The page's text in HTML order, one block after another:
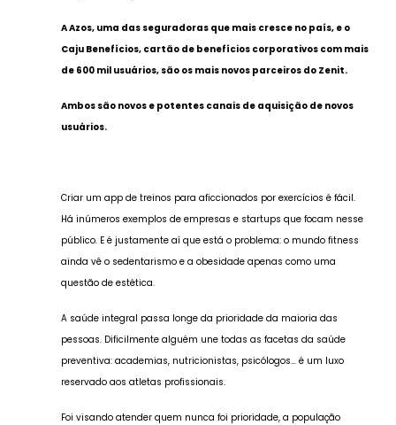
A Azos, uma das seguradoras que mais cresce no país, e o
Caju Benefícios, cartão de benefícios corporativos com mais
de 600 mil usuários, são os mais novos parceiros do Zenit.
Ambos são novos e potentes canais de aquisição de novos
usuários.
Criar um app de treinos para aficcionados por exercícios é fácil.
Há inúmeros exemplos de empresas e startups que focam nesse
público. E é justamente aí que está o problema: o mundo fitness
ainda vê o sedentarismo e a obesidade apenas como uma
questão de estética.
A saúde integral passa longe da prioridade da maioria das
pessoas. Dificilmente alguém une todas as facetas da saúde
preventiva: academias, nutricionistas, psicólogos… é um luxo
reservado aos atletas profissionais.
Foi visando atender quem nunca foi prioridade, a população